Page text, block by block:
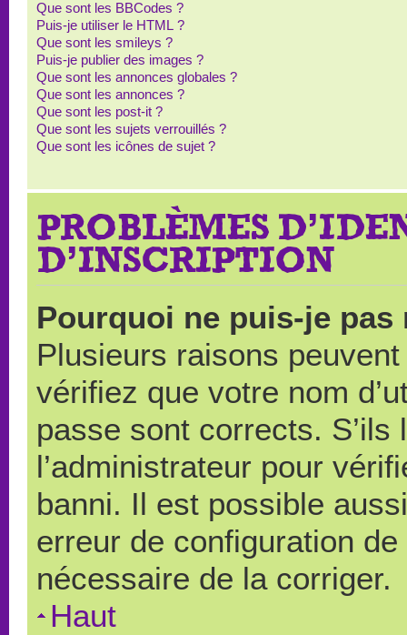
Que sont les BBCodes ?
Puis-je utiliser le HTML ?
Que sont les smileys ?
Puis-je publier des images ?
Que sont les annonces globales ?
Que sont les annonces ?
Que sont les post-it ?
Que sont les sujets verrouillés ?
Que sont les icônes de sujet ?
PROBLÈMES
D’INSCRIPTION
Pourquoi ne puis-je pas
Plusieurs raisons
vérifiez que votre nom
passe sont corrects.
l’administrateur pour
banni. Il est possible
erreur de configuration
nécessaire de la corriger.
Haut